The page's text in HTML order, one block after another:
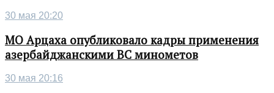
30 мая 20:20
МО Арцаха опубликовало кадры применения
азербайджанскими ВС минометов
30 мая 20:16